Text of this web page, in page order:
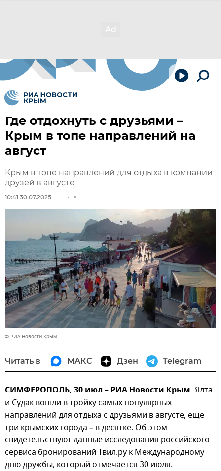
Где отдохнуть с друзьями –
Крым в топе направлений на
август
Крым в топе направлений для отдыха в компании
друзей в августе
10:41 30.07.2025
© РИА Новости Крым
Читать в МАКС Дзен Telegram
СИМФЕРОПОЛЬ, 30 июл – РИА Новости Крым. Ялта
и Судак вошли в тройку самых популярных
направлений для отдыха с друзьями в августе, еще
три крымских города – в десятке. Об этом
свидетельствуют данные исследования российского
сервиса бронирований Твил.ру к Международному
дню дружбы, который отмечается 30 июля.